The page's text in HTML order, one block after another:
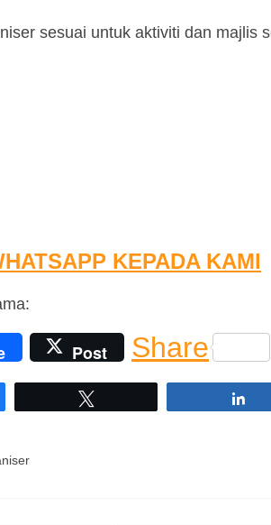
sesuai untuk aktiviti dan majlis
KEPADA KAMI
Post Share